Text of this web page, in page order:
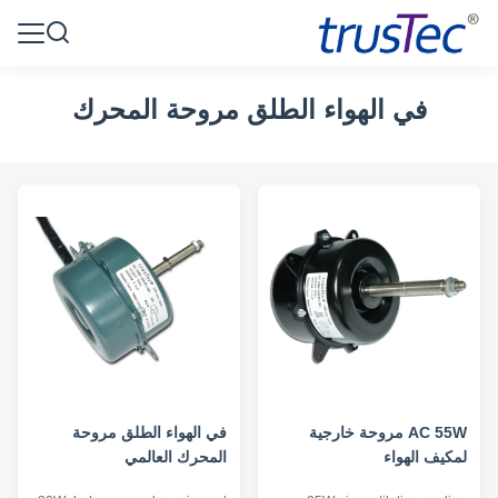
في الهواء الطلق مروحة المحرك
AC 55W مروحة خارجية
لمكيف الهواء
في الهواء الطلق مروحة
المحرك العالمي